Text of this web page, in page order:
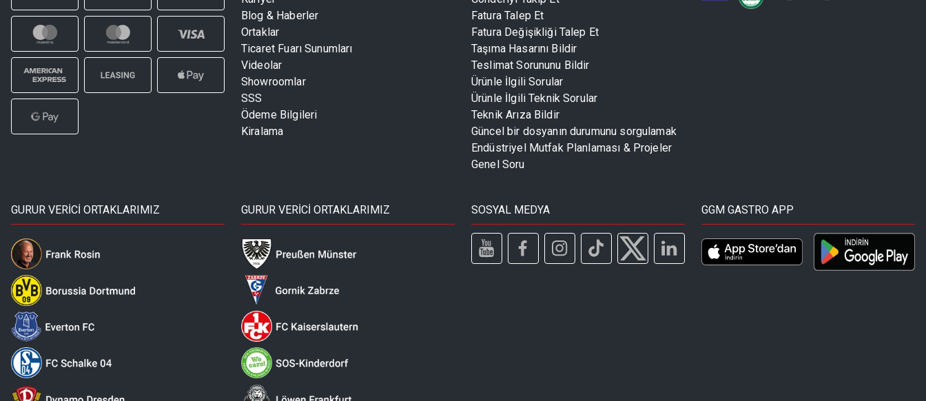
Blog & Haberler
Ortaklar
Ticaret Fuarı Sunumları
Videolar
Showroomlar
SSS
Ödeme Bilgileri
Kiralama
Fatura Talep Et
Fatura Değişikliği Talep Et
Taşıma Hasarını Bildir
Teslimat Sorununu Bildir
Ürünle İlgili Sorular
Ürünle İlgili Teknik Sorular
Teknik Arıza Bildir
Güncel bir dosyanın durumunu sorgulamak
Endüstriyel Mutfak Planlaması & Projeler
Genel Soru
GURUR VERİCİ ORTAKLARIMIZ GURUR VERİCİ ORTAKLARIMIZ SOSYAL MEDYA GGM GASTRO APP